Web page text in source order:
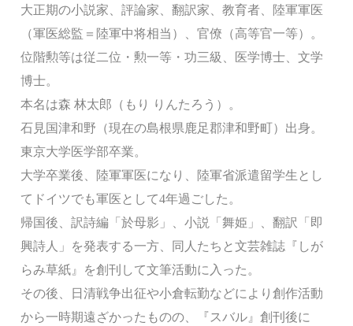
大正期の小説家、評論家、翻訳家、教育者、陸軍軍医
（軍医総監＝陸軍中将相当）、官僚（高等官一等）。
位階勲等は従二位・勲一等・功三級、医学博士、文学
博士。
本名は森 林太郎（もり りんたろう）。
石見国津和野（現在の島根県鹿足郡津和野町）出身。
東京大学医学部卒業。
大学卒業後、陸軍軍医になり、陸軍省派遣留学生とし
てドイツでも軍医として4年過ごした。
帰国後、訳詩編「於母影」、小説「舞姫」、翻訳「即
興詩人」を発表する一方、同人たちと文芸雑誌『しが
らみ草紙』を創刊して文筆活動に入った。
その後、日清戦争出征や小倉転勤などにより創作活動
から一時期遠ざかったものの、『スバル』創刊後に